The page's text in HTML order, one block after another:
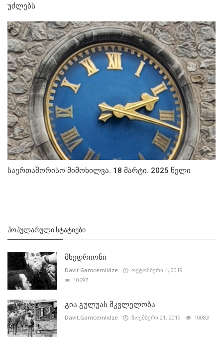
უძლებს
საერთაშორისო მიმოხილვა. 18 მარტი. 2025 წელი
ᲞᲝᲞᲣᲚᲐᲠᲣᲚᲘ ᲡᲢᲐᲢᲘᲔᲑᲘ
მხედრიონი
Davit.Gamcemlidze
ოქტომბერი 4, 2019
10697
გია გულუას მკვლელობა
Davit.Gamcemlidze ნოემბერი 21, 2019 10083